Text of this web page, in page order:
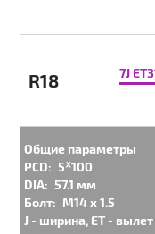
R18 7J
Общие параметры
PCD: 5ᕁ100
DIA: 57.1 мм
Болт: M14 x 1.5
J - ширина, ET - вылет